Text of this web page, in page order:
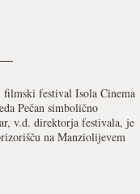
festival Isola Cinema
Pečan simbolično
v.d. direktorja festivala, je
na Manziolijevem